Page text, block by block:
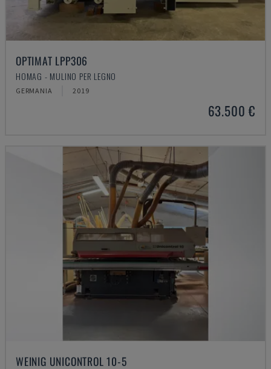
OPTIMAT LPP306
HOMAG - MULINO PER LEGNO
GERMANIA 2019
63.500 €
WEINIG UNICONTROL 10-5